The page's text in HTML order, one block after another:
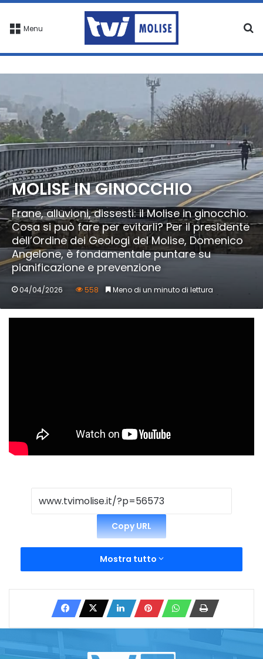
Menu
MOLISE IN GINOCCHIO
Frane, alluvioni, dissesti: il Molise in ginocchio.
Cosa si può fare per evitarli? Per il presidente
dell’Ordine dei Geologi del Molise, Domenico
Angelone, è fondamentale puntare su
pianificazione e prevenzione
04/04/2026 558 Meno di un minuto di lettura
Copy URL
Mostra tutto